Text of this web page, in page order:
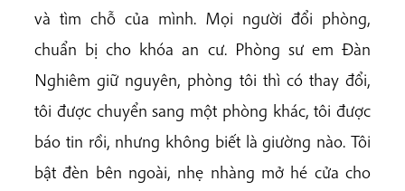
và tìm chỗ của mình. Mọi người đổi phòng,
chuẩn bị cho khóa an cư. Phòng sư em Đàn
Nghiêm giữ nguyên, phòng tôi thì có thay đổi,
tôi được chuyển sang một phòng khác, tôi được
báo tin rồi, nhưng không biết là giường nào. Tôi
bật đèn bên ngoài, nhẹ nhàng mở hé cửa cho